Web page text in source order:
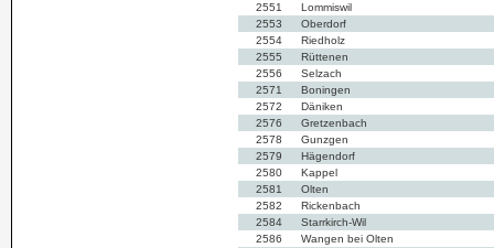
2551
Lommiswil
2553
Oberdorf
2554
Riedholz
2555
Rüttenen
2556
Selzach
2571
Boningen
2572
Däniken
2576
Gretzenbach
2578
Gunzgen
2579
Hägendorf
2580
Kappel
2581
Olten
2582
Rickenbach
2584
Starrkirch-Wil
2586
Wangen bei Olten